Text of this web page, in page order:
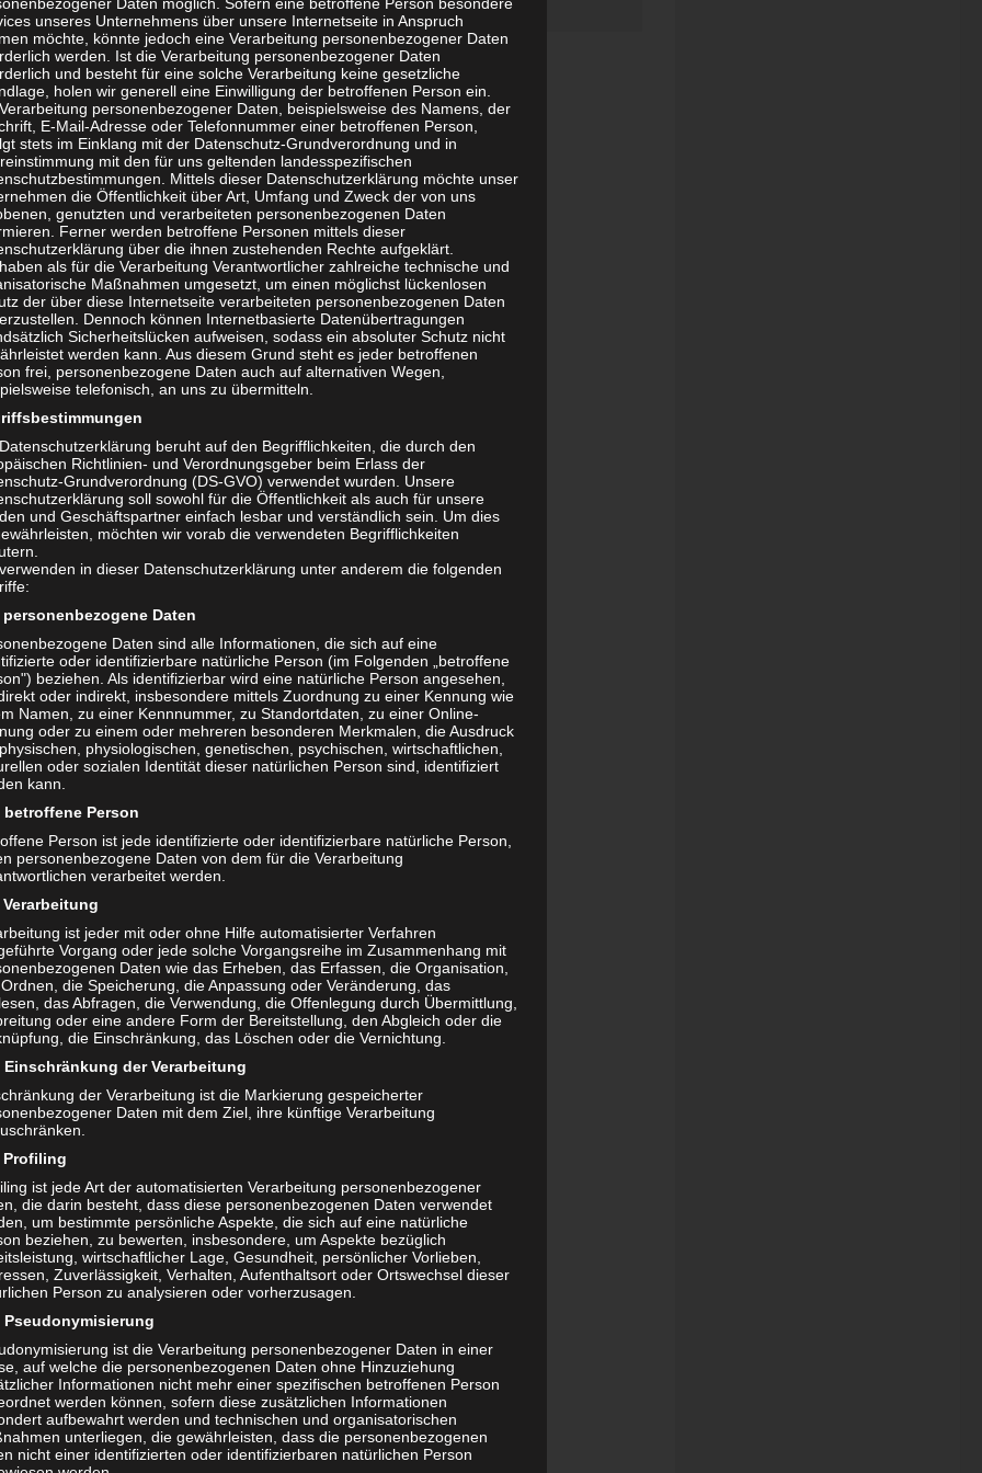
Freizeitbewegung
JULI 25, 2020
werden
Deine Unterstützung. Jetzt
die Möglichkeit spontan
Verfasse interessante
Mache daraus eine Win-Win
Als Ehrenamtlicher Gastautor
natürlich auch Vorteile. Gerne
uns dazu einfach auf...
unseres Unternehmens über unsere Internetseite in Anspruch
möchte, könnte jedoch eine Verarbeitung personenbezogener Daten
werden. Ist die Verarbeitung personenbezogener Daten
und besteht für eine solche Verarbeitung keine gesetzliche
holen wir generell eine Einwilligung der betroffenen Person ein.
personenbezogener Daten, beispielsweise des Namens, der
E-Mail-Adresse oder Telefonnummer einer betroffenen Person,
stets im Einklang mit der Datenschutz-Grundverordnung und in
mit den für uns geltenden landesspezifischen
Mittels dieser Datenschutzerklärung möchte unser
die Öffentlichkeit über Art, Umfang und Zweck der von uns
genutzten und verarbeiteten personenbezogenen Daten
Ferner werden betroffene Personen mittels dieser
über die ihnen zustehenden Rechte aufgeklärt.
als für die Verarbeitung Verantwortlicher zahlreiche technische und
Maßnahmen umgesetzt, um einen möglichst lückenlosen
der über diese Internetseite verarbeiteten personenbezogenen Daten
Dennoch können Internetbasierte Datenübertragungen
Sicherheitslücken aufweisen, sodass ein absoluter Schutz nicht
werden kann. Aus diesem Grund steht es jeder betroffenen
frei, personenbezogene Daten auch auf alternativen Wegen,
telefonisch, an uns zu übermitteln.
beruht auf den Begrifflichkeiten, die durch den
Richtlinien- und Verordnungsgeber beim Erlass der
Grundverordnung (DS-GVO) verwendet wurden. Unsere
soll sowohl für die Öffentlichkeit als auch für unsere
und Geschäftspartner einfach lesbar und verständlich sein. Um dies
möchten wir vorab die verwendeten Begrifflichkeiten
in dieser Datenschutzerklärung unter anderem die folgenden
Daten
Daten sind alle Informationen, die sich auf eine
oder identifizierbare natürliche Person (im Folgenden „betroffene
beziehen. Als identifizierbar wird eine natürliche Person angesehen,
oder indirekt, insbesondere mittels Zuordnung zu einer Kennung wie
Namen, zu einer Kennnummer, zu Standortdaten, zu einer Online-
oder zu einem oder mehreren besonderen Merkmalen, die Ausdruck
physiologischen, genetischen, psychischen, wirtschaftlichen,
oder sozialen Identität dieser natürlichen Person sind, identifiziert
kann.
Person
Person ist jede identifizierte oder identifizierbare natürliche Person,
personenbezogene Daten von dem für die Verarbeitung
verarbeitet werden.
ist jeder mit oder ohne Hilfe automatisierter Verfahren
Vorgang oder jede solche Vorgangsreihe im Zusammenhang mit
Daten wie das Erheben, das Erfassen, die Organisation,
die Speicherung, die Anpassung oder Veränderung, das
das Abfragen, die Verwendung, die Offenlegung durch Übermittlung,
oder eine andere Form der Bereitstellung, den Abgleich oder die
die Einschränkung, das Löschen oder die Vernichtung.
der Verarbeitung
der Verarbeitung ist die Markierung gespeicherter
Daten mit dem Ziel, ihre künftige Verarbeitung
ist jede Art der automatisierten Verarbeitung personenbezogener
die darin besteht, dass diese personenbezogenen Daten verwendet
um bestimmte persönliche Aspekte, die sich auf eine natürliche
beziehen, zu bewerten, insbesondere, um Aspekte bezüglich
wirtschaftlicher Lage, Gesundheit, persönlicher Vorlieben,
Zuverlässigkeit, Verhalten, Aufenthaltsort oder Ortswechsel dieser
Person zu analysieren oder vorherzusagen.
ist die Verarbeitung personenbezogener Daten in einer
auf welche die personenbezogenen Daten ohne Hinzuziehung
Informationen nicht mehr einer spezifischen betroffenen Person
werden können, sofern diese zusätzlichen Informationen
aufbewahrt werden und technischen und organisatorischen
unterliegen, die gewährleisten, dass die personenbezogenen
nicht einer identifizierten oder identifizierbaren natürlichen Person